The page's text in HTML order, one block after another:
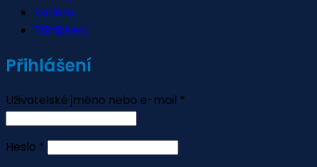
Kariéra
Přihlášení
Přihlášení
Uživatelské jméno nebo e-mail *
Heslo *